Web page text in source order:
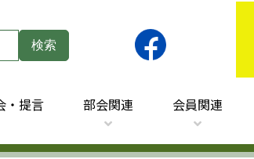
・提言 部会関連 会員関連